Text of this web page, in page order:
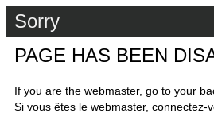
Sorry
PAGE HAS BEEN
If you are the webmaster, go to your
Si vous êtes le webmaster,